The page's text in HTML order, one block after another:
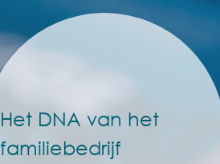
Het DNA van het
familiebedrijf